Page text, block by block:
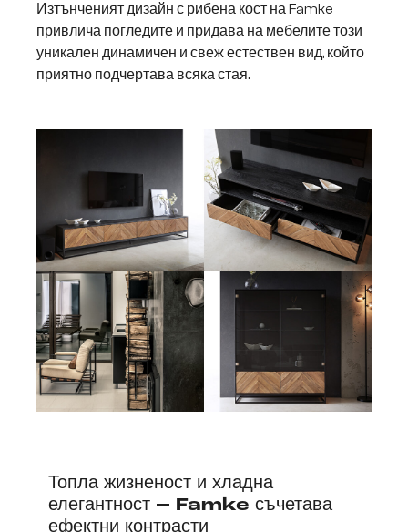
Изтънченият дизайн с рибена кост на Famke
привлича погледите и придава на мебелите този
уникален динамичен и свеж естествен вид, който
приятно подчертава всяка стая.
Топла жизненост и хладна
елегантност – Famke съчетава
ефектни контрасти